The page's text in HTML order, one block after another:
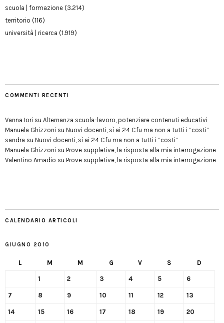
scuola | formazione (3.214)
territorio (116)
università | ricerca (1.919)
COMMENTI RECENTI
Vanna Iori su Alternanza scuola-lavoro, potenziare contenuti educativi
Manuela Ghizzoni su Nuovi docenti, sì ai 24 Cfu ma non a tutti i “costi”
sandra su Nuovi docenti, sì ai 24 Cfu ma non a tutti i “costi”
Manuela Ghizzoni su Prove suppletive, la risposta alla mia interrogazione
Valentino Amadio su Prove suppletive, la risposta alla mia interrogazione
CALENDARIO ARTICOLI
GIUGNO 2010
L M M G V S D
1 2 3 4 5 6
7 8 9 10 11 12 13
14 15 16 17 18 19 20